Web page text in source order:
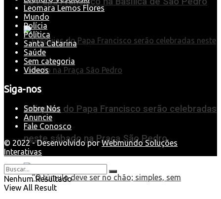
Exéquias do Papa Francisco serão celebradas
neste sábado na Praça São Pedro
Leomara Lemos Flores
Mundo
Polícia
Política
Santa Catarina
Saúde
Sem categoria
Videos
Siga-nos
Sobre Nós
Anuncie
Fale Conosco
© 2022 - Desenvolvido porWebmundo Soluções
Interativas
Nenhum Resultado
View All Result